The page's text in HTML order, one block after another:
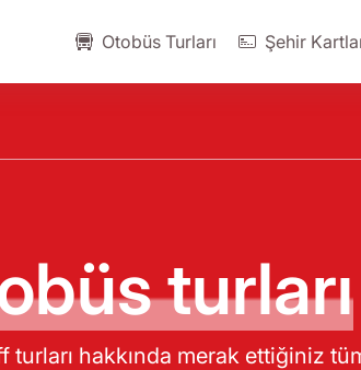
Otobüs Turları Şehir
turları
hakkında merak ettiğiniz